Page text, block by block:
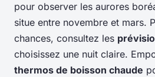
pour observer les aurores
situe entre novembre et mars.
chances, consultez les
choisissez une nuit claire.
thermos de boisson chaude